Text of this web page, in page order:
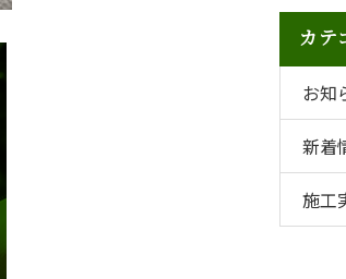
カテ
お知
新着
施工